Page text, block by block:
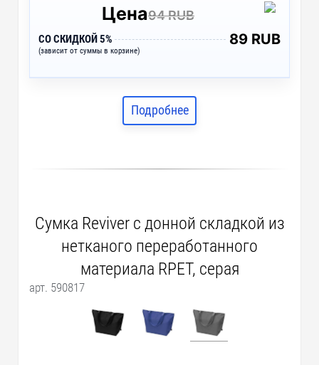
Цена94 RUB
СО СКИДКОЙ 5%
(зависит от суммы в корзине)
89 RUB
Подробнее
Сумка Reviver с донной складкой из
нетканого переработанного
материала RPET, серая
арт. 590817